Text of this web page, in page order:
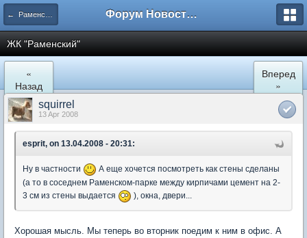
← Раменское Форум Новостройки
ЖК "Рaменский"
«
Назад
Вперед
»
squirrel
13 Apr 2008
esprit, on 13.04.2008 - 20:31:
Ну в частности
А еще хочется посмотреть как стены сделаны
(а то в соседнем Раменском-парке между кирпичами цемент на 2-
3 см из стены выдается
), окна, двери...
Хорошая мысль. Мы теперь во вторник поедим к ним в офис. А